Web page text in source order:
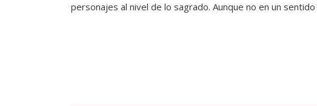
personajes al nivel de lo sagrado. Aunque no en un